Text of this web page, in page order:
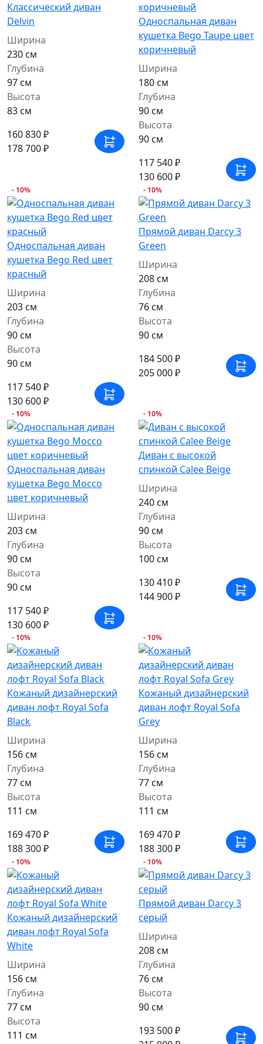
Классический диван
Delvin
Ширина
230 см
Глубина
97 см
Высота
83 см
160 830 ₽
178 700 ₽
Односпальная диван
кушетка Bego Taupe цвет
коричневый
Ширина
180 см
Глубина
90 см
Высота
90 см
117 540 ₽
130 600 ₽
- 10%
Односпальная диван
кушетка Bego Red цвет
красный
Ширина
203 см
Глубина
90 см
Высота
90 см
117 540 ₽
130 600 ₽
- 10%
Прямой диван Darcy 3
Green
Ширина
208 см
Глубина
76 см
Высота
90 см
184 500 ₽
205 000 ₽
- 10%
Односпальная диван
кушетка Bego Mocco
цвет коричневый
Ширина
203 см
Глубина
90 см
Высота
90 см
117 540 ₽
130 600 ₽
- 10%
Диван с высокой
спинкой Calee Beige
Ширина
240 см
Глубина
90 см
Высота
100 см
130 410 ₽
144 900 ₽
- 10%
Кожаный дизайнерский
диван лофт Royal Sofa
Black
Ширина
156 см
Глубина
77 см
Высота
111 см
169 470 ₽
188 300 ₽
- 10%
Кожаный дизайнерский
диван лофт Royal Sofa
Grey
Ширина
156 см
Глубина
77 см
Высота
111 см
169 470 ₽
188 300 ₽
- 10%
Кожаный дизайнерский
диван лофт Royal Sofa
White
Ширина
156 см
Глубина
77 см
Высота
111 см
- 10%
Прямой диван Darcy 3
серый
Ширина
208 см
Глубина
76 см
Высота
90 см
193 500 ₽